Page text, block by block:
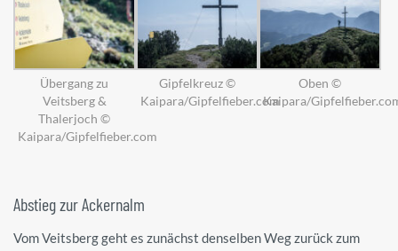
Übergang zu
Veitsberg &
Thalerjoch ©
Kaipara/Gipfelfieber.com
Gipfelkreuz ©
Kaipara/Gipfelfieber.com
Oben ©
Kaipara/
Abstieg zur Ackernalm
Vom Veitsberg geht es zunächst denselben Weg zurück zum